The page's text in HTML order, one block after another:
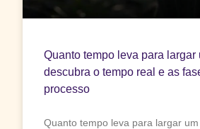
Quanto tempo leva para largar
descubra o tempo real e as
processo
Quanto tempo leva para largar